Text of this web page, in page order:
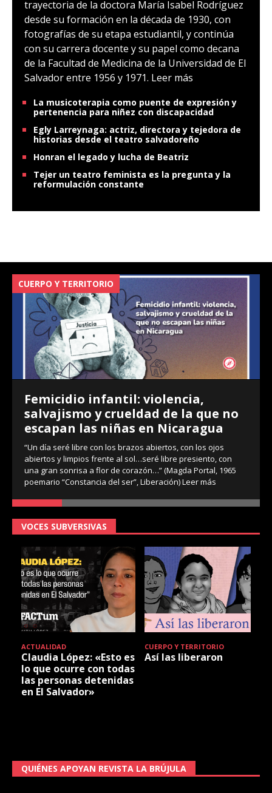
trayectoria de la doctora María Isabel Rodríguez
desde su formación en la década de 1930, con
fotografías de su etapa estudiantil, y continúa
con su carrera docente y su papel como decana
de la Facultad de Medicina de la Universidad de El
Salvador entre 1956 y 1971. Leer más
La musicoterapia como puente de expresión y
pertenencia para niñez con discapacidad
Egly Larreynaga: actriz, directora y tejedora de
historias desde el teatro salvadoreño
Honran el legado y lucha de Beatriz
Tejer un teatro feminista es la pregunta y la
reformulación constante
CUERPO Y TERRITORIO
Femicidio infantil: violencia,
salvajismo y crueldad de la que no
escapan las niñas en Nicaragua
“Un día seré libre con los brazos abiertos, con los ojos
abiertos y limpios frente al sol…seré libre presiento, con
una gran sonrisa a flor de corazón…” (Magda Portal, 1965
poemario “Constancia del ser”, Liberación)Leer más
VOCES SUBVERSIVAS
ACTUALIDAD
Claudia López: «Esto es
lo que ocurre con todas
las personas detenidas
en El Salvador»
CUERPO Y TERRITORIO
Así las liberaron
QUIÉNES APOYAN REVISTA LA BRÚJULA